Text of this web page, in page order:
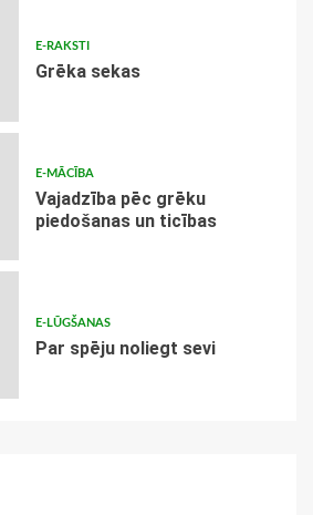
E-RAKSTI
Grēka sekas
E-MĀCĪBA
Vajadzība pēc grēku
piedošanas un ticības
E-LŪGŠANAS
Par spēju noliegt sevi